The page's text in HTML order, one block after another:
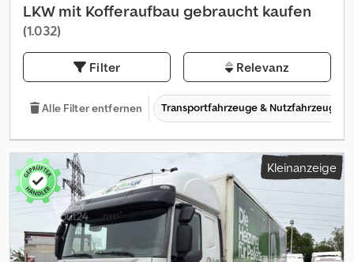
LKW mit Kofferaufbau gebraucht kaufen
(1.032)
Filter Relevanz
Alle Filter entfernen Transportfahrzeuge & Nutzfahrzeuge
Kleinanzeige